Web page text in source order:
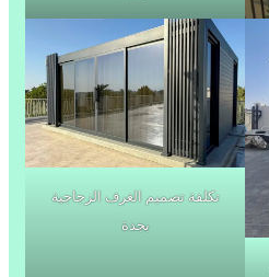
تكلفة تصميم الغرف الزجاجية
بجدة